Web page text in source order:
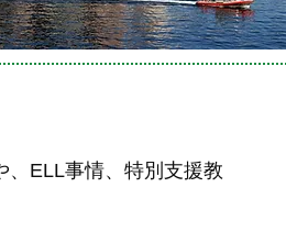
、ELL事情、特別支援教